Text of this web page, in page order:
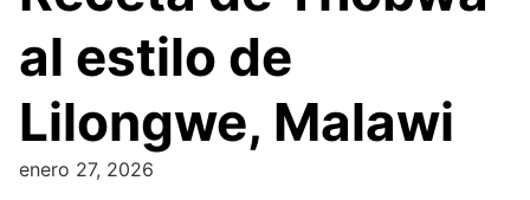
al estilo de
Lilongwe, Malawi
enero 27, 2026